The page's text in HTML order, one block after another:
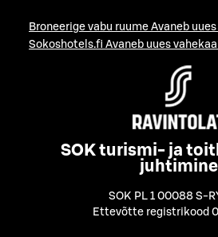
Broneerige vabu ruume Avaneb
Sokoshotels.fi Avaneb uues
SOK turismi- ja
juhtimine
SOK PL 1 00088 S-
Ettevõtte registrikood